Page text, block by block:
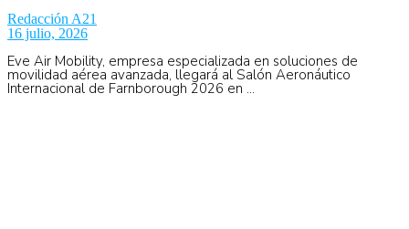
View All Result
Redacción A21
16 julio, 2026
Eve Air Mobility, empresa especializada en soluciones de
movilidad aérea avanzada, llegará al Salón Aeronáutico
Internacional de Farnborough 2026 en ...